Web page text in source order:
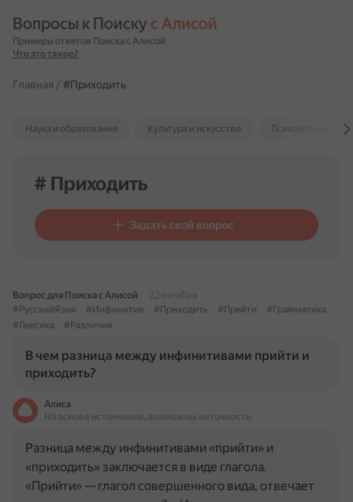
Вопросы к Поиску с Алисой
Примеры ответов Поиска с Алисой
Что это такое?
Главная / #Приходить
Наука и образование Культура и искусство Психология и
# Приходить
Задать свой вопрос
Вопрос для Поиска с Алисой
22 октября
#РусскийЯзык
#Инфинитив #Приходить #Прийти
#Грамматика
#Лексика
#Различия
В чем разница между инфинитивами прийти и
приходить?
Алиса
На основе источников, возможны неточности
Разница между инфинитивами «прийти» и
«приходить» заключается в виде глагола.
«Прийти» — глагол совершенного вида, отвечает